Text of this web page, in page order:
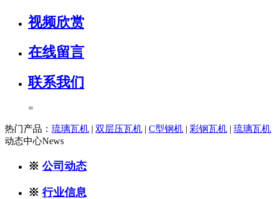
视频欣赏
在线留言
联系我们
=
热门产品： 琉璃瓦机 | 双层压瓦机 | C型钢机 | 彩钢瓦机 | 琉璃瓦机
动态中心News
※ 公司动态
※ 行业信息